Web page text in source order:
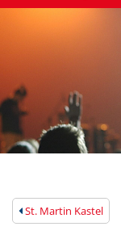
St. Martin Kastel